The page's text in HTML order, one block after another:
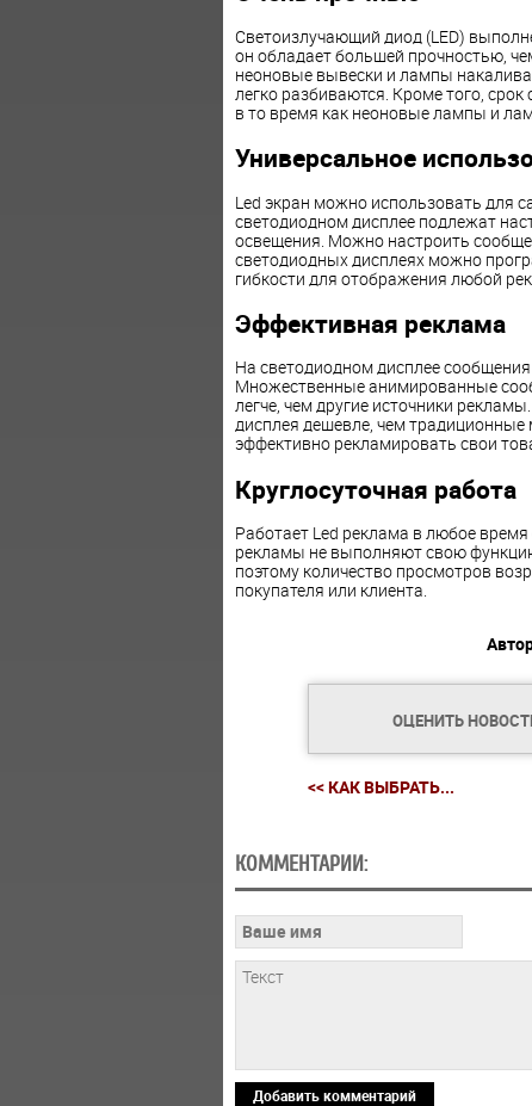
Светоизлучающий диод (LED)
он обладает большей прочностью,
неоновые вывески и лампы
легко разбиваются. Кроме того,
в то время как неоновые лампы и
Универсальное
Led экран можно использовать для
светодиодном дисплее подлежат
освещения. Можно настроить
светодиодных дисплеях можно
гибкости для отображения любой
Эффективная реклама
На светодиодном дисплее
Множественные анимированные
легче, чем другие источники
дисплея дешевле, чем
эффективно рекламировать свои
Круглосуточная работа
Работает Led реклама в любое время
рекламы не выполняют свою
поэтому количество просмотров
покупателя или клиента.
ОЦЕНИТЬ
<< КАК ВЫБРАТЬ...
КОММЕНТАРИИ:
Добавить комментарий